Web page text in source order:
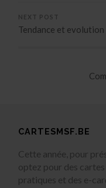
NEXT POST
Tendance et
CARTESMSF.BE
Cette année, pour
optez pour des
pratiques et des e-